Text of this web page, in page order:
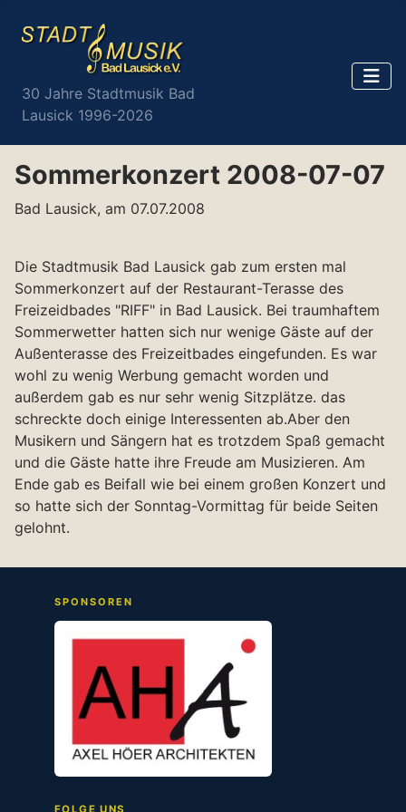
30 Jahre Stadtmusik Bad
Lausick 1996-2026
Sommerkonzert 2008-07-07
Bad Lausick, am 07.07.2008
Die Stadtmusik Bad Lausick gab zum ersten mal
Sommerkonzert auf der Restaurant-Terasse des
Freizeidbades "RIFF" in Bad Lausick. Bei traumhaftem
Sommerwetter hatten sich nur wenige Gäste auf der
Außenterasse des Freizeitbades eingefunden. Es war
wohl zu wenig Werbung gemacht worden und
außerdem gab es nur sehr wenig Sitzplätze. das
schreckte doch einige Interessenten ab.Aber den
Musikern und Sängern hat es trotzdem Spaß gemacht
und die Gäste hatte ihre Freude am Musizieren. Am
Ende gab es Beifall wie bei einem großen Konzert und
so hatte sich der Sonntag-Vormittag für beide Seiten
gelohnt.
SPONSOREN
FOLGE UNS